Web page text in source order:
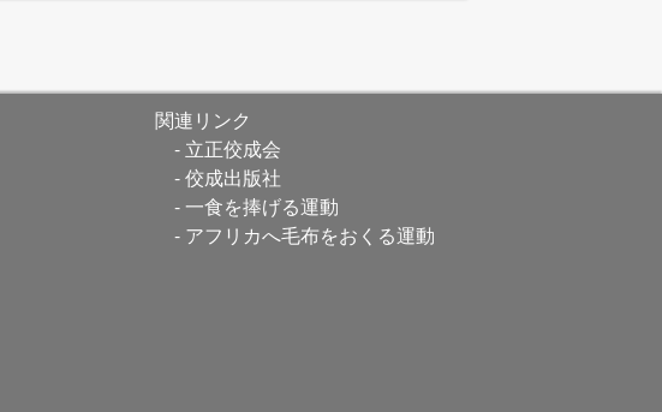
関連リンク
立正佼成会
佼成出版社
一食を捧げる運動
アフリカへ毛布をおくる運動